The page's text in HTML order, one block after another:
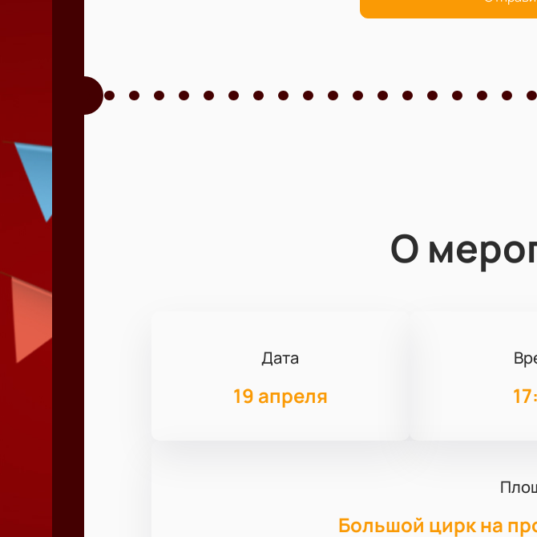
О
Дата
19 апреля
Большой цирк на